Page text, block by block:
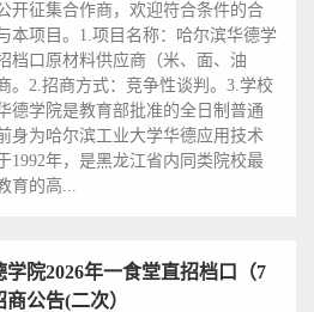
开征集合作商，欢迎符合条件的合
本项目。1.项目名称：哈尔滨华德学
档口原材料供应商（米、面、油
。2.招商方式：竞争性谈判。3.学校
德学院是教育部批准的全日制普通
身为哈尔滨工业大学华德应用技术
1992年，是黑龙江省内同类院校最
育的高...
学院2026年一食堂直招档口（7
公告(二次）